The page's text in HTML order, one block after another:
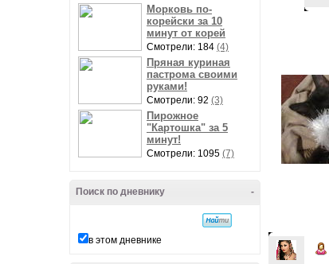
Морковь по-
корейски за 10
минут от корей
Смотрели: 184 (4)
Пряная куриная
пастрома своими
руками!
Смотрели: 92 (3)
Пирожное
"Картошка" за 5
минут!
Смотрели: 1095 (7)
-
Поиск по дневнику
в этом дневнике